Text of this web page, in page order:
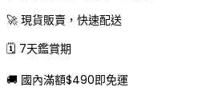
🚀 現貨販賣，快速配送
🗓 7天鑑賞期
🚚 國內滿額$490即免運